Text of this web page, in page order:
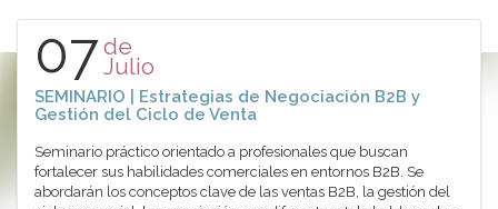
07de
Julio
SEMINARIO | Estrategias de Negociación B2B y
Gestión del Ciclo de Venta
Seminario práctico orientado a profesionales que buscan
fortalecer sus habilidades comerciales en entornos B2B. Se
abordarán los conceptos clave de las ventas B2B, la gestión del